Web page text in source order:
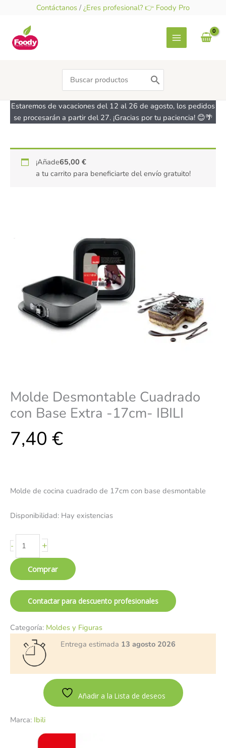
contenido
Contáctanos / ¿Eres profesional? 👉 Foody Pro
Search
for:
Estaremos de vacaciones del 12 al 26 de agosto, los pedidos
se procesarán a partir del 27. ¡Gracias por tu paciencia! 😊🌴
¡Añade65,00€
a tu carrito para beneficiarte del envío gratuito!
Molde Desmontable Cuadrado
con Base Extra -17cm- IBILI
7,40 €
Molde de cocina cuadrado de 17cm con base desmontable
Disponibilidad: Hay existencias
-
Molde
Desmontable
Cuadrado
+
Comprar
Contactar para descuento profesionales
Categoría: Moldes y Figuras
Entrega estimada 13 agosto 2026
Añadir a la Lista de deseos
Marca: Ibili